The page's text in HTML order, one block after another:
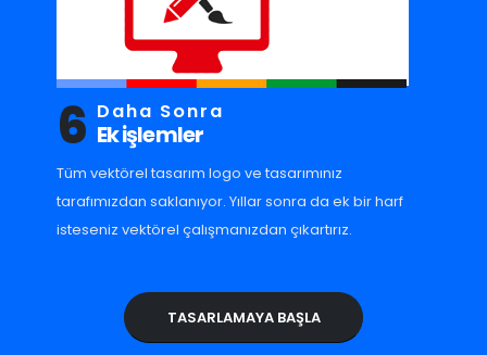
6 Daha Sonra
Ek işlemler
Tüm vektörel tasarım logo ve tasarımınız
tarafımızdan saklanıyor. Yıllar sonra da ek bir harf
isteseniz vektörel çalışmanızdan çıkartırız.
TASARLAMAYA BAŞLA